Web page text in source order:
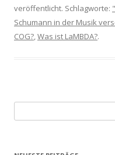
veröffentlicht. Schlagworte:
Schumann in der Musik
COG?,Was ist LaMBDA?.
u
h